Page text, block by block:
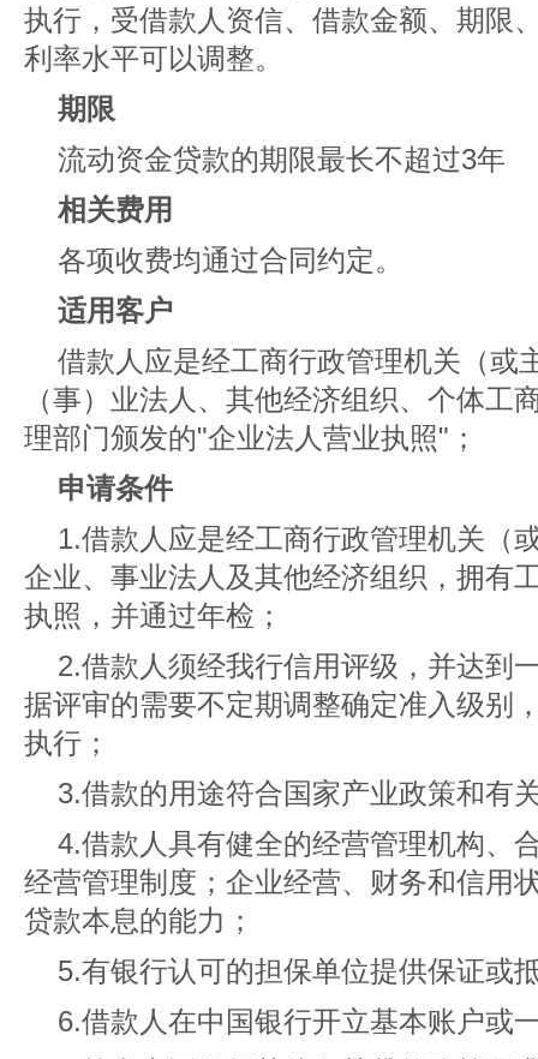
执行，受借款人资信、借款金额、期限
利率水平可以调整。
期限
流动资金贷款的期限最长不超过3年
相关费用
各项收费均通过合同约定。
适用客户
借款人应是经工商行政管理机关（或
（事）业法人、其他经济组织、个体工
理部门颁发的"企业法人营业执照"；
申请条件
1.借款人应是经工商行政管理机关（
企业、事业法人及其他经济组织，拥有
执照，并通过年检；
2.借款人须经我行信用评级，并达到
据评审的需要不定期调整确定准入级别
执行；
3.借款的用途符合国家产业政策和有
4.借款人具有健全的经营管理机构、
经营管理制度；企业经营、财务和信用
贷款本息的能力；
5.有银行认可的担保单位提供保证或
6.借款人在中国银行开立基本账户或